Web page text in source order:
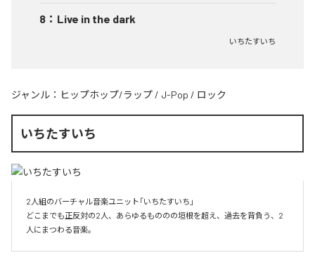
8 ： Live in the dark
いちたすいち
ジャンル： ヒップホップ/ラップ / J-Pop / ロック
いちたすいち
2人組のバーチャル音楽ユニット「いちたすいち」
どこまでも正反対の2人、あらゆるもののの垣根を超え、過去を背負う、2
人にまつわる音楽。